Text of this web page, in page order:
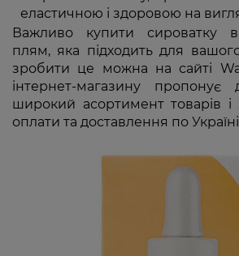
еластичною і здоровою на
Важливо купити сироватку
плям, яка підходить для
зробити це можна на сайті
інтернет-магазину пропонує
широкий асортимент товарів і
оплати та доставлення по